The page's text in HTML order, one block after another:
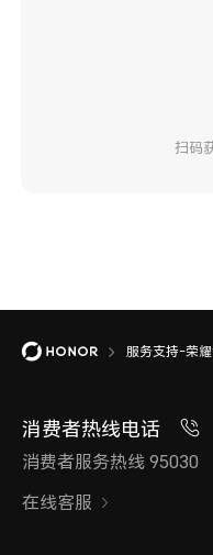
扫码
服务支持-荣
消费者热线电话
消费者服务热线 95030
在线客服